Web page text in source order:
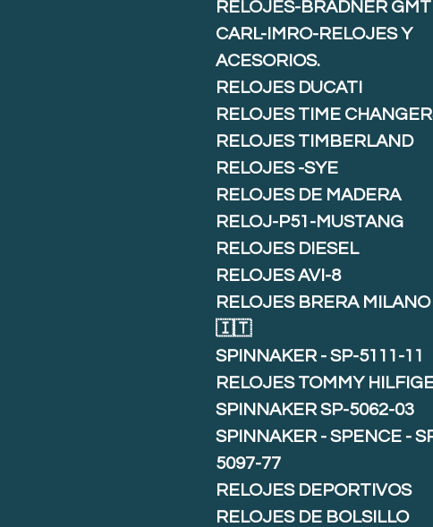
RELOJES-BRADNER GMT
CARL-IMRO-RELOJES Y
ACESORIOS.
RELOJES DUCATI
RELOJES TIME
RELOJES TIMBERLAND
RELOJES -SYE
RELOJES DE MADERA
RELOJ-P51-MUSTANG
RELOJES DIESEL
RELOJES AVI-8
RELOJES BRERA MILANO
🇮🇹
SPINNAKER - SP-5111-11
RELOJES TOMMY
SPINNAKER SP-5062-03
SPINNAKER - SPENCE -
5097-77
RELOJES DEPORTIVOS
RELOJES DE BOLSILLO